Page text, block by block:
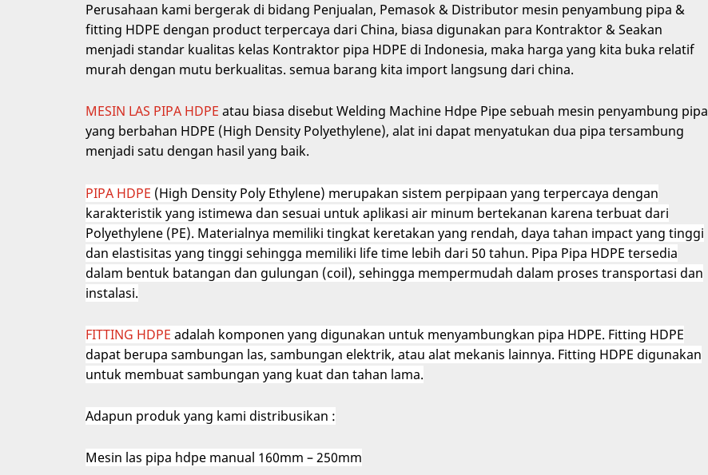
Perusahaan kami bergerak di bidang Penjualan, Pemasok & Distributor mesin penyambung pipa &
fitting HDPE dengan product terpercaya dari China, biasa digunakan para Kontraktor & Seakan
menjadi standar kualitas kelas Kontraktor pipa HDPE di Indonesia, maka harga yang kita buka relatif
murah dengan mutu berkualitas. semua barang kita import langsung dari china.
MESIN LAS PIPA HDPE atau biasa disebut Welding Machine Hdpe Pipe sebuah mesin penyambung pipa
yang berbahan HDPE (High Density Polyethylene), alat ini dapat menyatukan dua pipa tersambung
menjadi satu dengan hasil yang baik.
PIPA HDPE (High Density Poly Ethylene) merupakan sistem perpipaan yang terpercaya dengan
karakteristik yang istimewa dan sesuai untuk aplikasi air minum bertekanan karena terbuat dari
Polyethylene (PE). Materialnya memiliki tingkat keretakan yang rendah, daya tahan impact yang tinggi
dan elastisitas yang tinggi sehingga memiliki life time lebih dari 50 tahun. Pipa Pipa HDPE tersedia
dalam bentuk batangan dan gulungan (coil), sehingga mempermudah dalam proses transportasi dan
instalasi.
FITTING HDPE adalah komponen yang digunakan untuk menyambungkan pipa HDPE. Fitting HDPE
dapat berupa sambungan las, sambungan elektrik, atau alat mekanis lainnya. Fitting HDPE digunakan
untuk membuat sambungan yang kuat dan tahan lama.
Adapun produk yang kami distribusikan :
Mesin las pipa hdpe manual 160mm – 250mm